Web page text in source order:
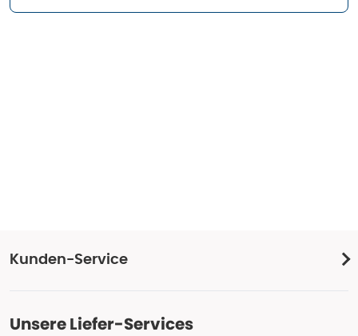
Kunden-Service
Unsere Liefer-Services